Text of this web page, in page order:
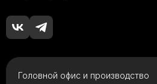
Головной офис и производство